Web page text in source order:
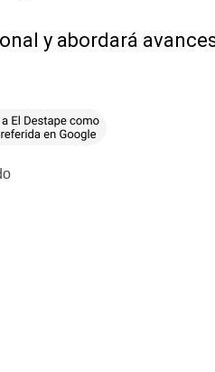
y abordará